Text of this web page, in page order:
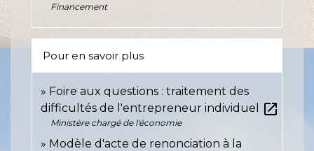
Financement
Pour en savoir plus
Foire aux questions : traitement des
difficultés de l'entrepreneur individuel
open_in_new
Ministère chargé de l'économie
Modèle d'acte de renonciation à la